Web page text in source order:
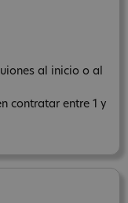
al inicio o al
contratar entre 1 y